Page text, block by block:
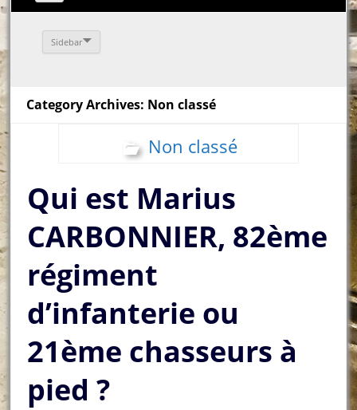
Sidebar
Category Archives: Non classé
Non classé
Qui est Marius
CARBONNIER, 82ème
régiment
d’infanterie ou
21ème chasseurs à
pied ?